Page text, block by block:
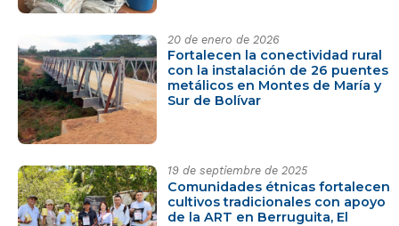
20 de enero de 2026
Fortalecen la conectividad rural
con la instalación de 26 puentes
metálicos en Montes de María y
Sur de Bolívar
19 de septiembre de 2025
Comunidades étnicas fortalecen
cultivos tradicionales con apoyo
de la ART en Berruguita, El